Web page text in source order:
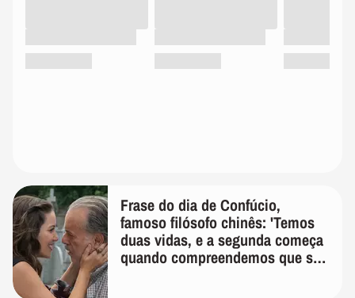
Frase do dia de Confúcio,
famoso filósofo chinês: 'Temos
duas vidas, e a segunda começa
quando compreendemos que só